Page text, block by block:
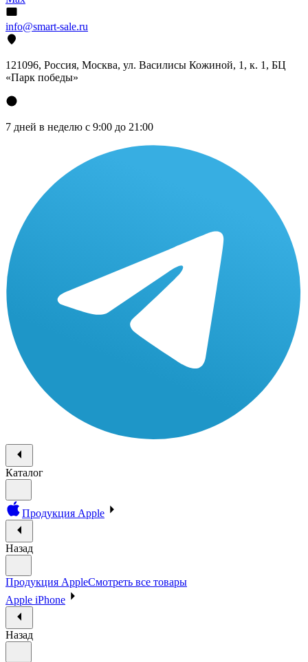
info@smart-sale.ru
121096, Россия, Москва, ул. Василисы Кожиной, 1, к. 1, БЦ
«Парк победы»
7 дней в неделю с 9:00 до 21:00
Каталог
Продукция Apple
Назад
Продукция AppleСмотреть все товары
Apple iPhone
Назад